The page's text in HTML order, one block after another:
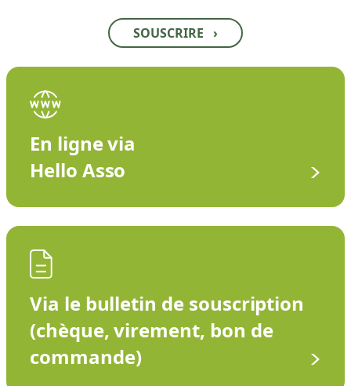
SOUSCRIRE ›
En ligne via
Hello Asso
Via le bulletin de souscription
(chèque, virement, bon de
commande)